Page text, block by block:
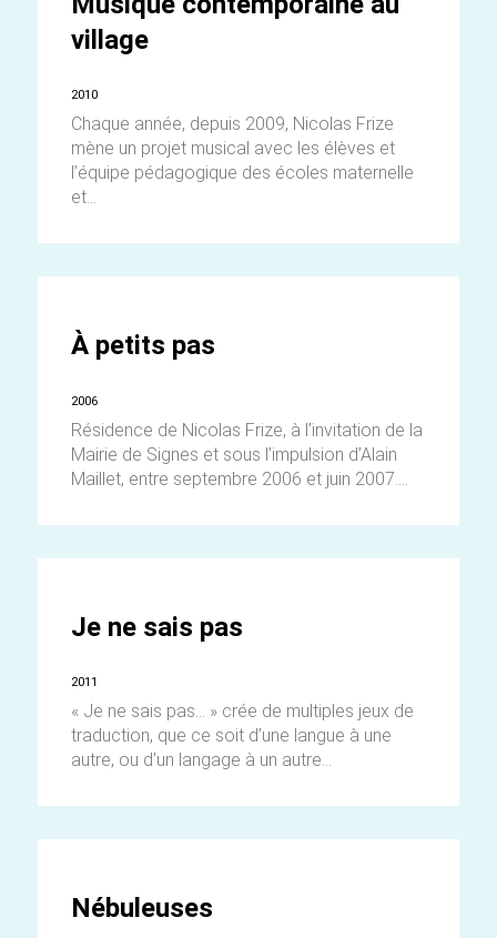
village
2010
Chaque année, depuis 2009, Nicolas Frize
mène un projet musical avec les élèves et
l’équipe pédagogique des écoles maternelle
et...
À petits pas
2006
Résidence de Nicolas Frize, à l’invitation de la
Mairie de Signes et sous l’impulsion d’Alain
Maillet, entre septembre 2006 et juin 2007....
Je ne sais pas
2011
« Je ne sais pas… » crée de multiples jeux de
traduction, que ce soit d’une langue à une
autre, ou d’un langage à un autre...
Nébuleuses